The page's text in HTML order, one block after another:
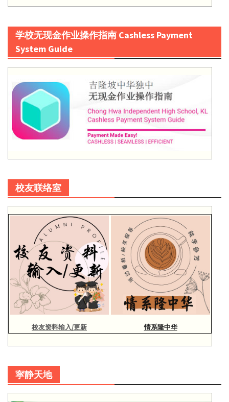
学校无现金作业操作指南 Cashless Payment
System Guide
校友联络室
校友资料输入/更新 情系隆中华
寜静天地